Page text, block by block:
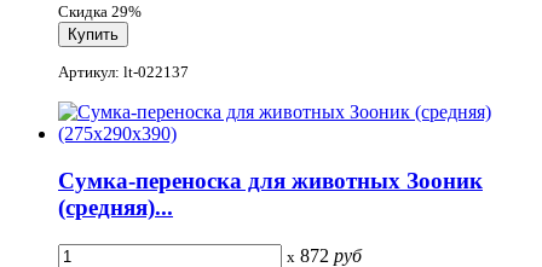
Скидка 29%
Артикул: lt-022137
Сумка-переноска для животных Зооник
(средняя)...
x 872 руб